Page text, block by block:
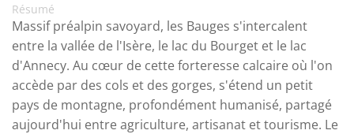
Résumé
Massif préalpin savoyard, les Bauges s'intercalent
entre la vallée de l'Isère, le lac du Bourget et le lac
d'Annecy. Au cœur de cette forteresse calcaire où l'on
accède par des cols et des gorges, s'étend un petit
pays de montagne, profondément humanisé, partagé
aujourd'hui entre agriculture, artisanat et tourisme. Le